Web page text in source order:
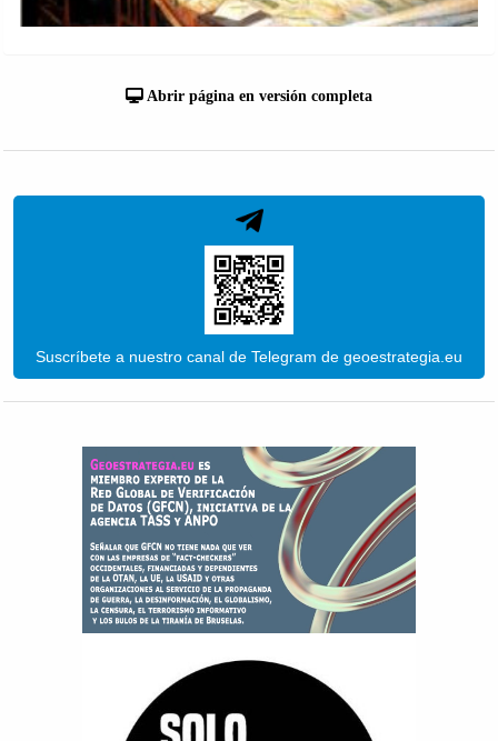
Abrir página en versión completa
Suscríbete a nuestro canal de Telegram de geoestrategia.eu